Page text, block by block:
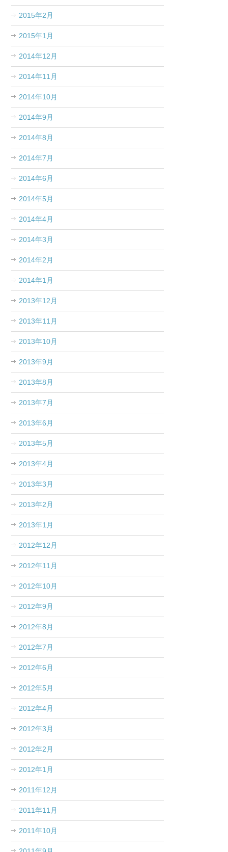
2015年2月
2015年1月
2014年12月
2014年11月
2014年10月
2014年9月
2014年8月
2014年7月
2014年6月
2014年5月
2014年4月
2014年3月
2014年2月
2014年1月
2013年12月
2013年11月
2013年10月
2013年9月
2013年8月
2013年7月
2013年6月
2013年5月
2013年4月
2013年3月
2013年2月
2013年1月
2012年12月
2012年11月
2012年10月
2012年9月
2012年8月
2012年7月
2012年6月
2012年5月
2012年4月
2012年3月
2012年2月
2012年1月
2011年12月
2011年11月
2011年10月